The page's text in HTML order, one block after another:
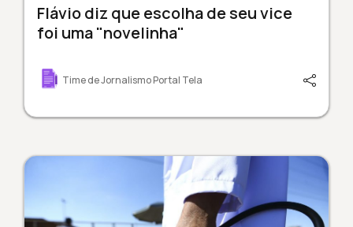
Flávio diz que escolha de seu vice
foi uma "novelinha"
Time de Jornalismo Portal Tela